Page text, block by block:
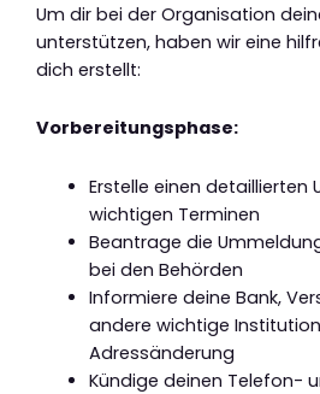
Um dir bei der Organisation
unterstützen, haben wir eine
dich erstellt:
Vorbereitungsphase:
Erstelle einen detaillierten
wichtigen Terminen
Beantrage die
bei den Behörden
Informiere deine Bank,
andere wichtige
Adressänderung
Kündige deinen Telefon-